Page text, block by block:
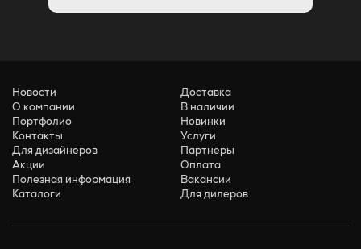
Новости
О компании
Портфолио
Контакты
Для дизайнеров
Акции
Полезная информация
Каталоги
Доставка
В наличии
Новинки
Услуги
Партнёры
Оплата
Вакансии
Для дилеров